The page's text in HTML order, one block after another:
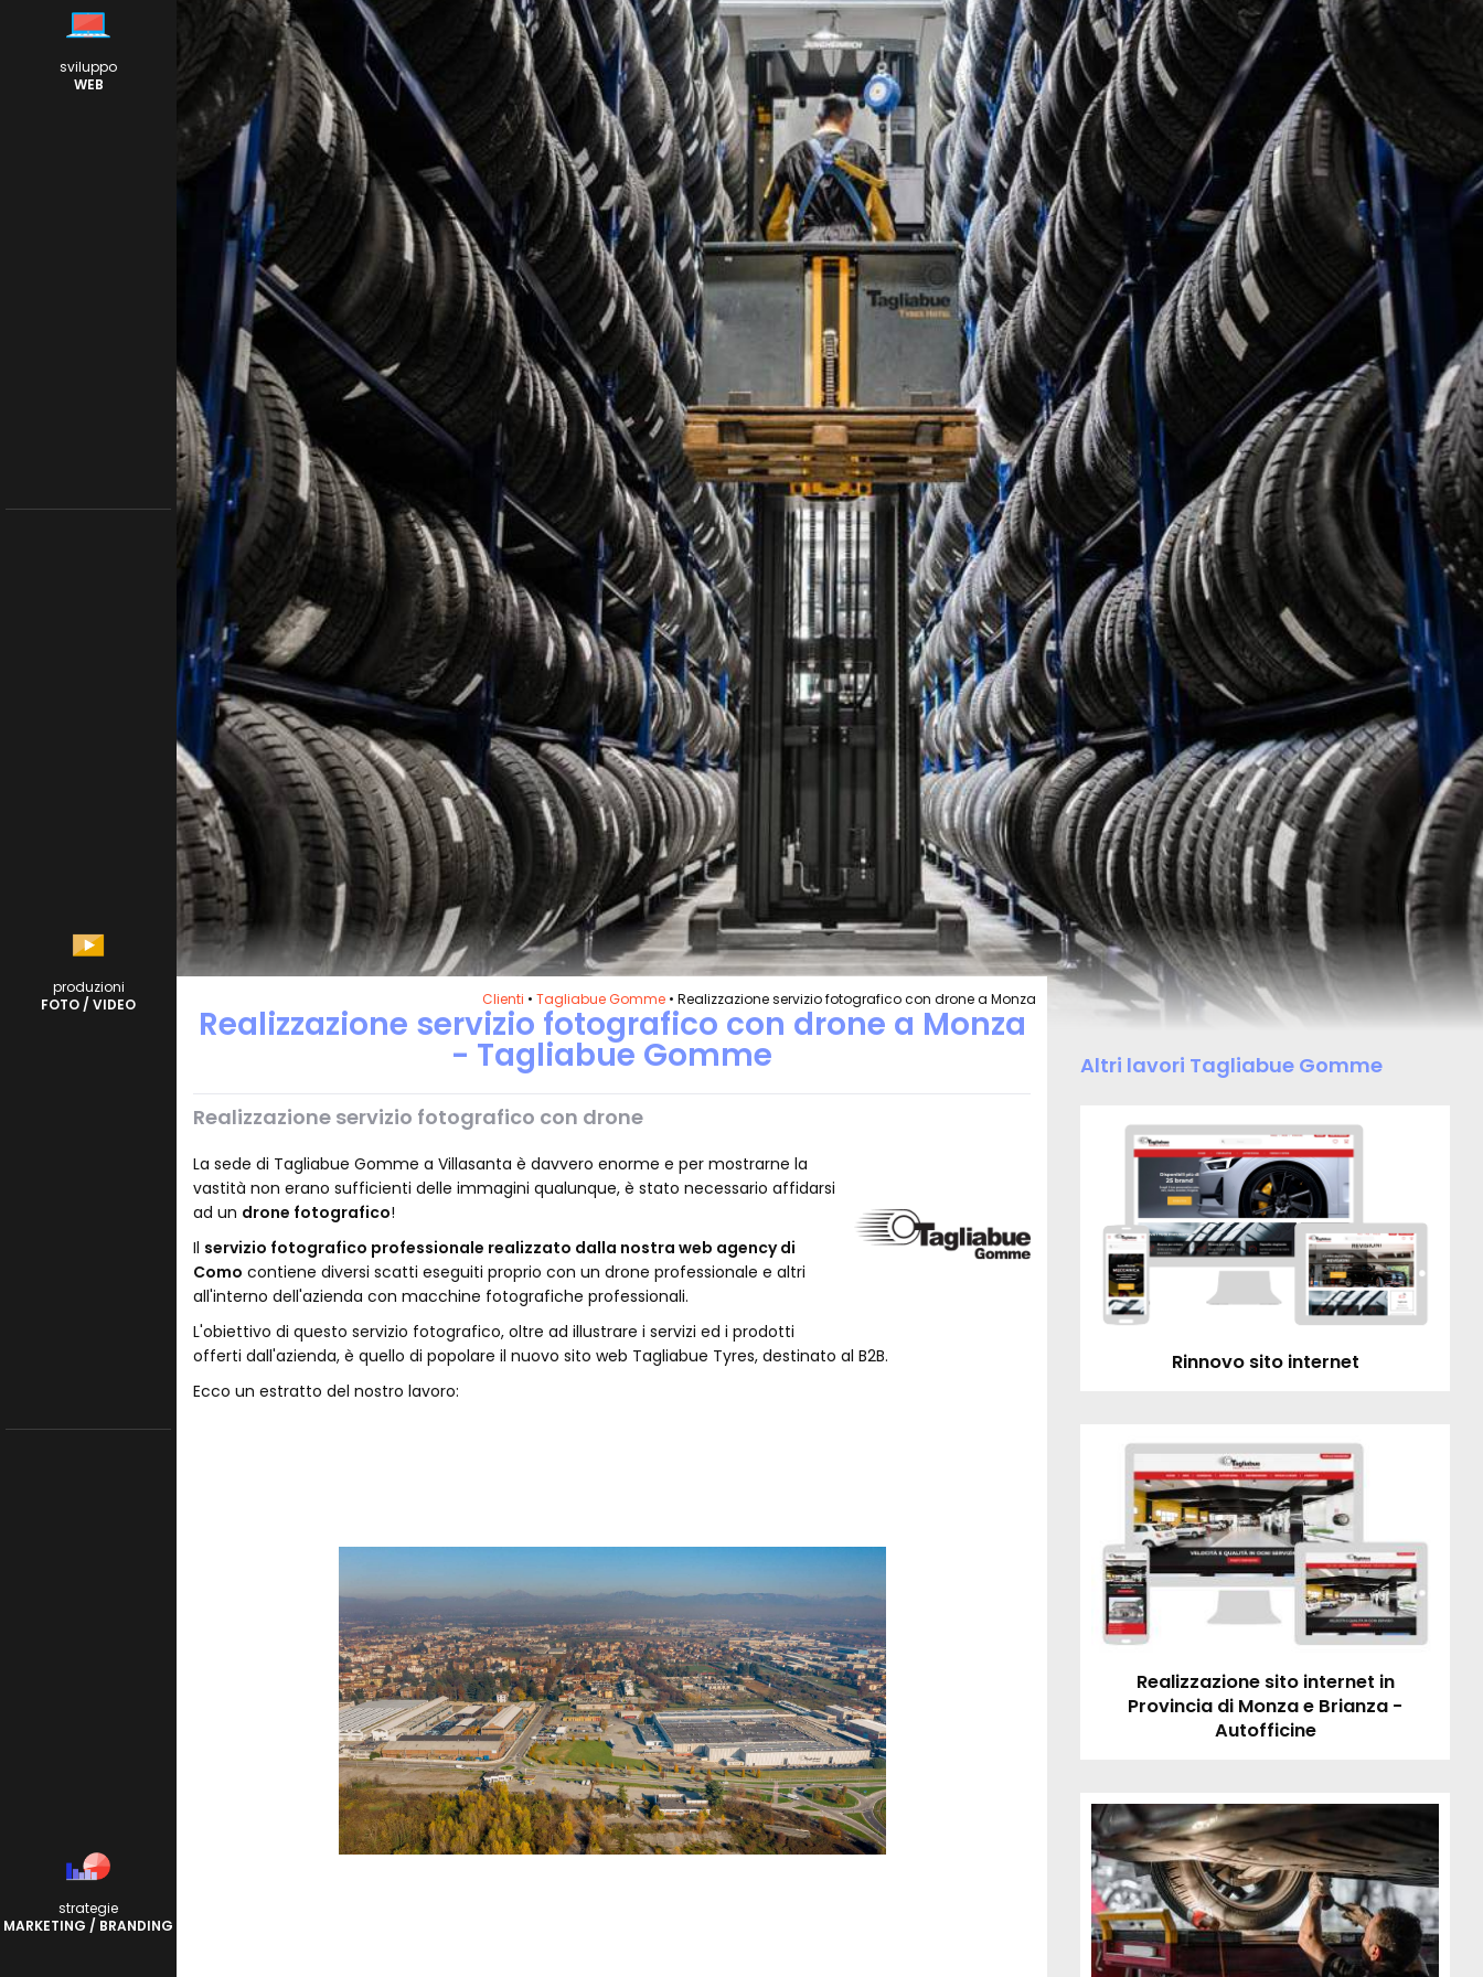
sviluppo
WEB
produzioni
FOTO / VIDEO
strategie
MARKETING / BRANDING
Clienti •Tagliabue Gomme • Realizzazione servizio fotografico con drone a Monza
Realizzazione servizio fotografico con drone a Monza
- Tagliabue Gomme
Realizzazione servizio fotografico con drone
La sede di Tagliabue Gomme a Villasanta è davvero enorme e per mostrarne la
vastità non erano sufficienti delle immagini qualunque, è stato necessario affidarsi
ad un drone fotografico!
Il servizio fotografico professionale realizzato dalla nostra web agency di
Como contiene diversi scatti eseguiti proprio con un drone professionale e altri
all'interno dell'azienda con macchine fotografiche professionali.
L'obiettivo di questo servizio fotografico, oltre ad illustrare i servizi ed i prodotti
offerti dall'azienda, è quello di popolare il nuovo sito web Tagliabue Tyres, destinato al B2B.
Ecco un estratto del nostro lavoro:
Altri lavori Tagliabue Gomme
Rinnovo sito internet
Realizzazione sito internet in
Provincia di Monza e Brianza -
Autofficine